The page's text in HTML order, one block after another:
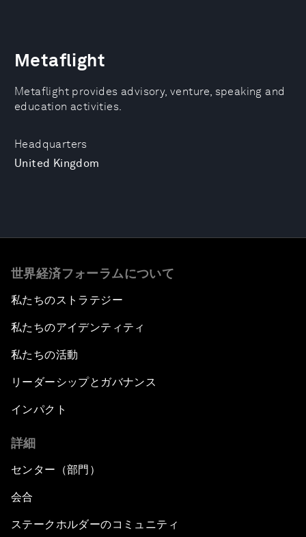
Headquarters
United Kingdom
Metaflight
Metaflight provides advisory, venture, speaking and
education activities.
世界経済フォーラムについて
私たちのストラテジー
私たちのアイデンティティ
私たちの活動
リーダーシップとガバナンス
インパクト
詳細
センター（部門）
会合
ステークホルダーのコミュニティ